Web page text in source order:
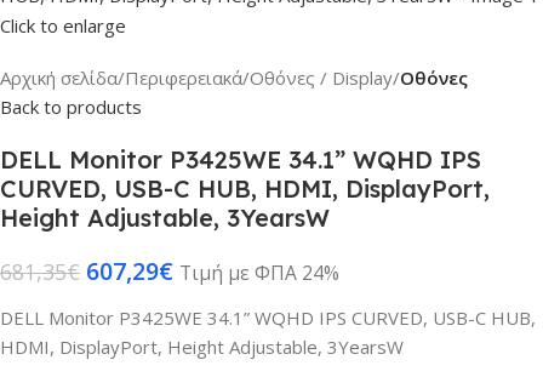
Click to enlarge
Αρχική σελίδα Περιφερειακά Οθόνες / Display Οθόνες
Back to products
DELL Monitor P3425WE 34.1” WQHD IPS
CURVED, USB-C HUB, HDMI, DisplayPort,
Height Adjustable, 3YearsW
681,35€ 607,29€ Τιμή με ΦΠΑ 24%
DELL Monitor P3425WE 34.1” WQHD IPS CURVED, USB-C HUB,
HDMI, DisplayPort, Height Adjustable, 3YearsW